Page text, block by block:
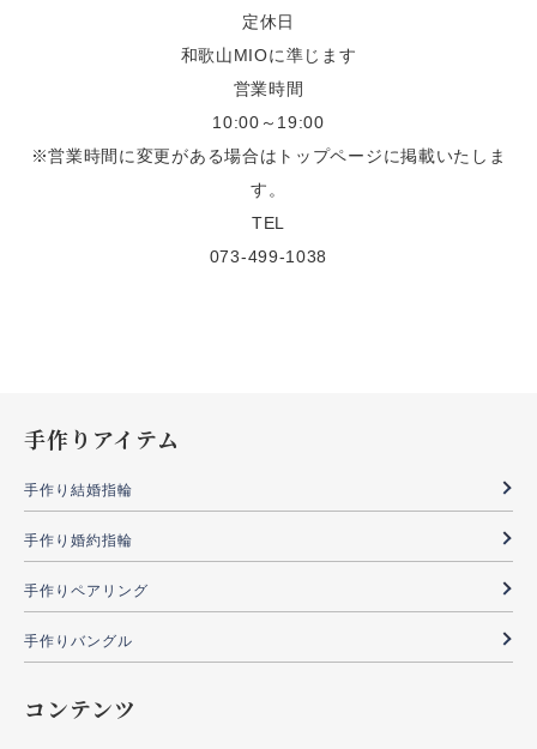
定休日
和歌山MIOに準じます
営業時間
10:00～19:00
※営業時間に変更がある場合はトップページに掲載いたしま
す。
TEL
073-499-1038
手作りアイテム
手作り結婚指輪
手作り婚約指輪
手作りペアリング
手作りバングル
コンテンツ